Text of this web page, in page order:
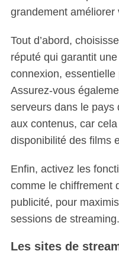
grandement améliorer
Tout d’abord,
réputé qui garantit
connexion,
Assurez-vous
serveurs dans le pays
aux contenus, car
disponibilité des films
Enfin, activez les
comme le chiffrement
publicité, pour
sessions de streaming.
Les sites de